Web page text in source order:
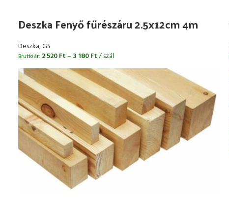
Deszka Fenyő fűrészáru 2.5x12cm 4m
Deszka,GS
Bruttó ár: 2 520Ft– 3 180Ft/ szál